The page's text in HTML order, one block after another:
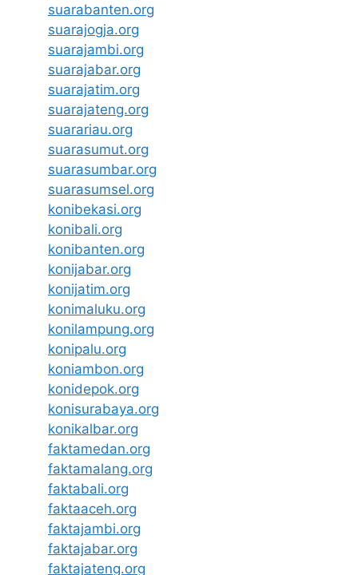
suarabanten.org
suarajogja.org
suarajambi.org
suarajabar.org
suarajatim.org
suarajateng.org
suarariau.org
suarasumut.org
suarasumbar.org
suarasumsel.org
konibekasi.org
konibali.org
konibanten.org
konijabar.org
konijatim.org
konimaluku.org
konilampung.org
konipalu.org
koniambon.org
konidepok.org
konisurabaya.org
konikalbar.org
faktamedan.org
faktamalang.org
faktabali.org
faktaaceh.org
faktajambi.org
faktajabar.org
faktajateng.org